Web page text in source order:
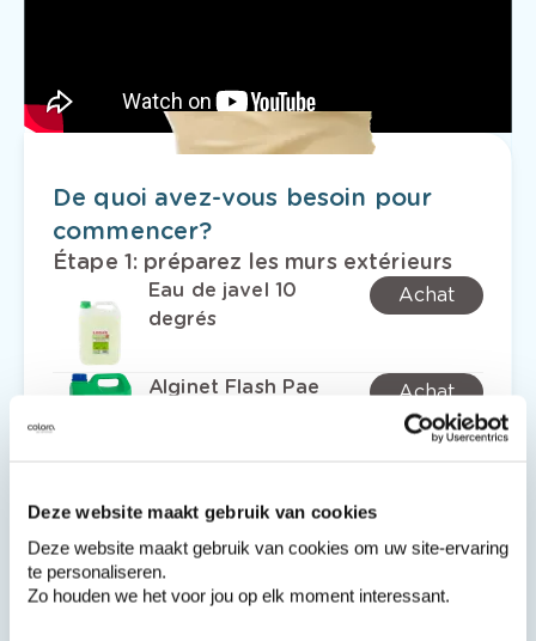
Deze website maakt gebruik van cookies
Deze website maakt gebruik van cookies om uw site-ervaring
te personaliseren.
Zo houden we het voor jou op elk moment interessant.
De quoi avez-vous besoin pour
commencer?
Étape 1: préparez les murs extérieurs
Eau de javel 10
degrés
Achat
Alginet Flash Pae Achat
mur extérieur avant de peindre
Housse Double Face Achat